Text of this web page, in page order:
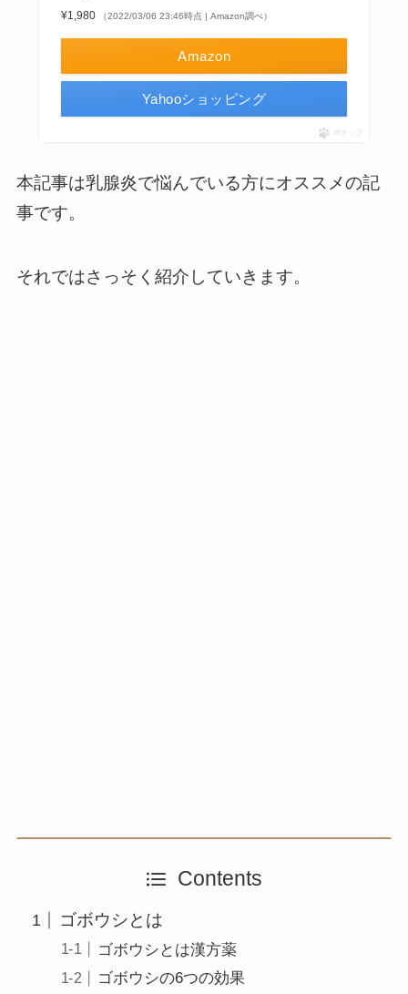
¥1,980 （2022/03/06 23:46時点 | Amazon調べ）
Amazon
Yahooショッピング
ポチップ
本記事は乳腺炎で悩んでいる方にオススメの記
事です。
それではさっそく紹介していきます。
Contents
ゴボウシとは
ゴボウシとは漢方薬
ゴボウシの6つの効果